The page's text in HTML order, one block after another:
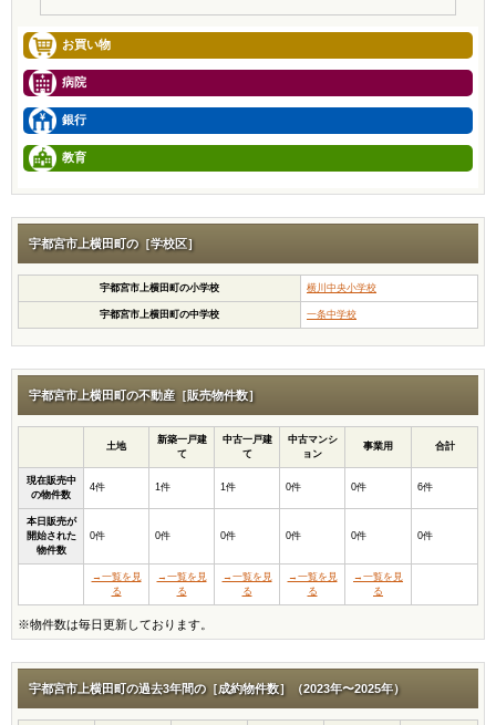
お買い物
病院
銀行
教育
宇都宮市上横田町の［学校区］
宇都宮市上横田町の小学校 横川中央小学校
宇都宮市上横田町の中学校 一条中学校
宇都宮市上横田町の不動産［販売物件数］
土地
新築一戸建
て
中古一戸建
て
中古マンシ
ョン
事業用 合計
現在販売中
の物件数
4件 1件 1件 0件 0件 6件
本日販売が
開始された
物件数
0件 0件 0件 0件 0件 0件
→一覧を見
る
→一覧を見
る
→一覧を見
る
→一覧を見
る
→一覧を見
る
※物件数は毎日更新しております。
宇都宮市上横田町の過去3年間の［成約物件数］（2023年〜2025年）